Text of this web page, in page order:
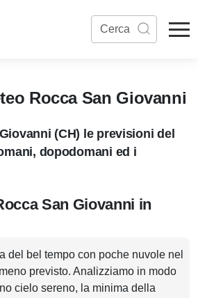
Rocca San Giovanni
(CH) le previsioni del
dopodomani ed i
San Giovanni in
del bel tempo con poche nuvole nel
previsto. Analizziamo in modo
cielo sereno, la minima della